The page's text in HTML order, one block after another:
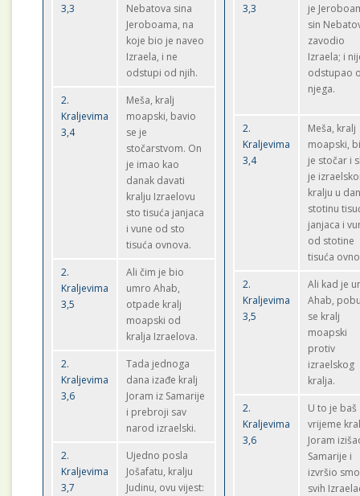
3,3
Nebatova sina
Jeroboama, na
koje bio je naveo
Izraela, i ne
odstupi od njih.
2.
Kraljevima
3,4
Meša, kralj
moapski, bavio
se je
stočarstvom. On
je imao kao
danak davati
kralju Izraelovu
sto tisuća janjaca
i vune od sto
tisuća ovnova.
2.
Kraljevima
3,5
Ali čim je bio
umro Ahab,
otpade kralj
moapski od
kralja Izraelova.
2.
Kraljevima
3,6
Tada jednoga
dana izađe kralj
Joram iz Samarije
i prebroji sav
narod izraelski.
2.
Kraljevima
3,7
Ujedno posla
Jošafatu, kralju
Judinu, ovu vijest:
3,3
je
sin
zavodio
Izraela; i
odstupao
njega.
2.
Kraljevima
3,4
Meša, kralj
moapski,
je stočar i
je
kralju u
stotinu
janjaca i
od stotine
tisuća
2.
Kraljevima
3,5
Ali kad je
Ahab,
se kralj
moapski
protiv
izraelskog
kralja.
2.
Kraljevima
3,6
U to je baš
vrijeme
Joram
Samarije i
izvršio
svih